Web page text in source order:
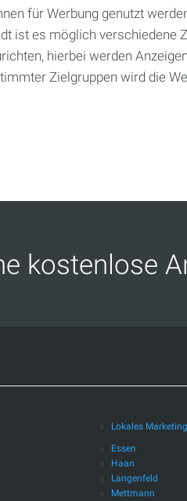
für Werbung genutzt
ist es möglich
hierbei werden
Zielgruppen wird die
kostenlose
Lokales
Essen
Haan
Langenfeld
Mettmann